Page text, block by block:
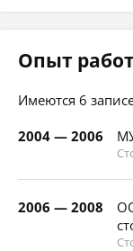
Опыт
Имеются 6
2004 — 2006
2006 — 2008